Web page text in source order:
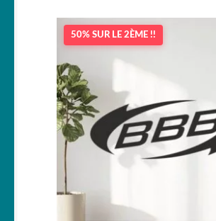
50% SUR LE 2ÈME !!